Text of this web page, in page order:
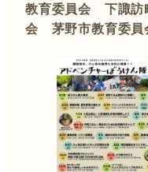
教育委員会 下諏訪
会 茅野市教育委員